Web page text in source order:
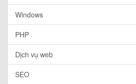
Windows
PHP
Dịch vụ web
SEO